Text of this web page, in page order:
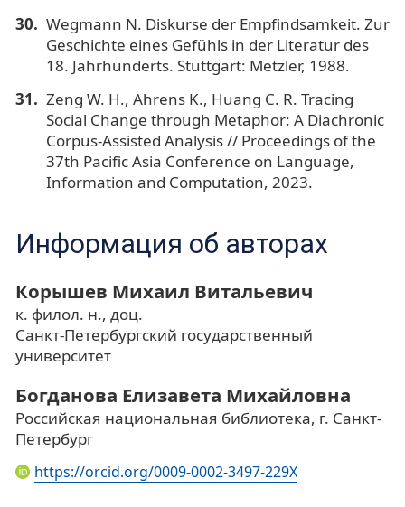
Wegmann N. Diskurse der Empfindsamkeit. Zur
Geschichte eines Gefühls in der Literatur des
18. Jahrhunderts. Stuttgart: Metzler, 1988.
Zeng W. H., Ahrens K., Huang C. R. Tracing
Social Change through Metaphor: A Diachronic
Corpus-Assisted Analysis // Proceedings of the
37th Pacific Asia Conference on Language,
Information and Computation, 2023.
Информация об авторах
Корышев Михаил Витальевич
к. филол. н., доц.
Санкт-Петербургский государственный
университет
Богданова Елизавета Михайловна
Российская национальная библиотека, г. Санкт-
Петербург
https://orcid.org/0009-0002-3497-229X